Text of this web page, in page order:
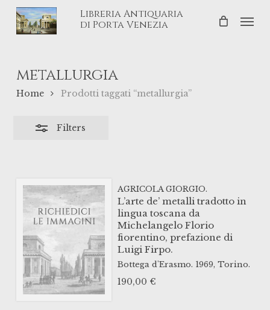
Skip
Libreria Antiquaria
di Porta Venezia
metallurgia
Home Prodotti taggati “metallurgia”
Filters
AGRICOLA GIORGIO.
L’arte de’ metalli tradotto in
lingua toscana da
Michelangelo Florio
fiorentino, prefazione di
Luigi Firpo.
Bottega d'Erasmo. 1969, Torino.
190,00 €
Close